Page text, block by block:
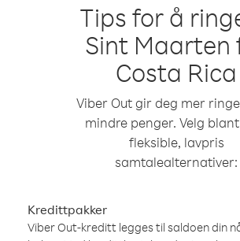
Tips for å
Sint Maarten
Costa Rica
Viber Out gir deg mer
mindre penger. Velg
fleksible, lavpris
samtalealternativer:
Kredittpakker
Viber Out-kreditt legges til saldoen din